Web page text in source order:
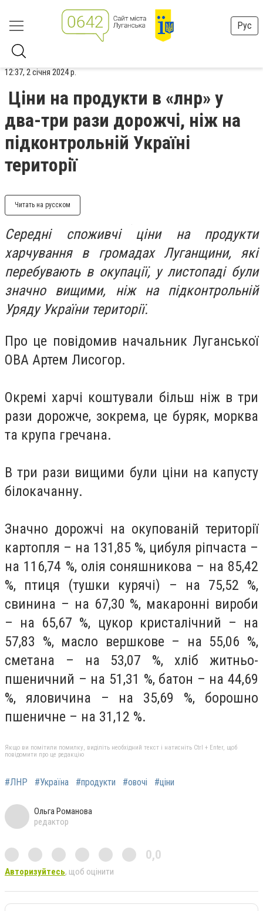
Рус
12:37, 2 січня 2024 р.
Ціни на продукти в «лнр» у
два-три рази дорожчі, ніж на
підконтрольній Україні
території
Читать на русском
Середні споживчі ціни на продукти
харчування в громадах Луганщини, які
перебувають в окупації, у листопаді були
значно вищими, ніж на підконтрольній
Уряду України території.
Про це повідомив начальник Луганської
ОВА Артем Лисогор.
Окремі харчі коштували більш ніж в три
рази дорожче, зокрема, це буряк, морква
та крупа гречана.
В три рази вищими були ціни на капусту
білокачанну.
Значно дорожчі на окупованій території
картопля – на 131,85 %, цибуля ріпчаста –
на 116,74 %, олія соняшникова – на 85,42
%, птиця (тушки курячі) – на 75,52 %,
свинина – на 67,30 %, макаронні вироби
– на 65,67 %, цукор кристалічний – на
57,83 %, масло вершкове – на 55,06 %,
сметана – на 53,07 %, хліб житньо-
пшеничний – на 51,31 %, батон – на 44,69
%, яловичина – на 35,69 %, борошно
пшеничне – на 31,12 %.
Якщо ви помітили помилку, виділіть необхідний текст і натисніть Ctrl + Enter, щоб
повідомити про це редакцію
#ЛНР #Україна #продукти #овочі #ціни
Ольга Романова
редактор
0,0
Авторизуйтесь, щоб оцінити